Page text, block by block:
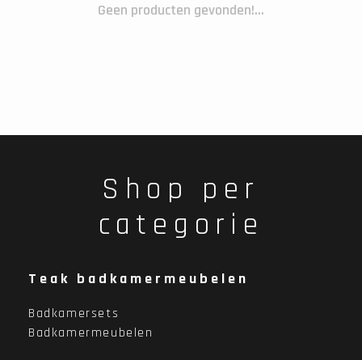
Geen producten gevonden!...
Shop per
categorie
Teak badkamermeubelen
Badkamersets
Badkamermeubelen